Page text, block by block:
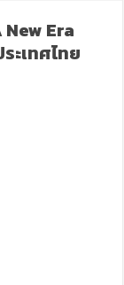
Era
ะเทศไทย